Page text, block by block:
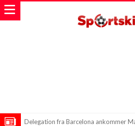
Delegation fra Barcelona ankommer